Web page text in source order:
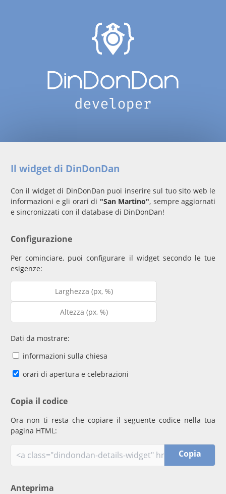
Il widget di DinDonDan
Con il widget di DinDonDan puoi inserire sul tuo sito web le
informazioni e gli orari di "San Martino", sempre aggiornati
e sincronizzati con il database di DinDonDan!
Configurazione
Per cominciare, puoi configurare il widget secondo le tue
esigenze:
Dati da mostrare:
informazioni sulla chiesa
orari di apertura e celebrazioni
Copia il codice
Ora non ti resta che copiare il seguente codice nella tua
pagina HTML:
Copia
Anteprima